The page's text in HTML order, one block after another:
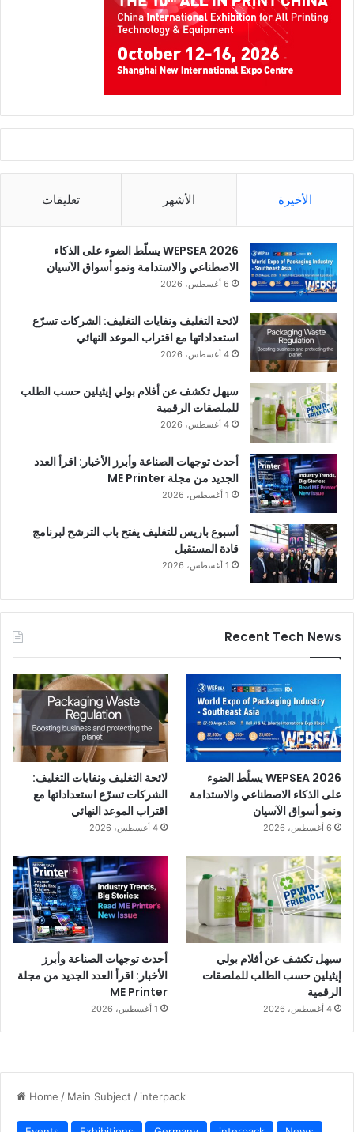
الأخيرة الأشهر تعليقات
WEPSEA 2026 يسلّط الضوء على الذكاء
الاصطناعي والاستدامة ونمو أسواق الآسيان
6 أغسطس، 2026
لائحة التغليف ونفايات التغليف: الشركات تسرّع
استعداداتها مع اقتراب الموعد النهائي
4 أغسطس، 2026
سيهل تكشف عن أفلام بولي إيثيلين حسب الطلب
للملصقات الرقمية
4 أغسطس، 2026
أحدث توجهات الصناعة وأبرز الأخبار: اقرأ العدد
الجديد من مجلة ME Printer
1 أغسطس، 2026
أسبوع باريس للتغليف يفتح باب الترشح لبرنامج
قادة المستقبل
1 أغسطس، 2026
Recent Tech News
WEPSEA 2026 يسلّط الضوء
على الذكاء الاصطناعي والاستدامة
ونمو أسواق الآسيان
6 أغسطس، 2026
لائحة التغليف ونفايات التغليف:
الشركات تسرّع استعداداتها مع
اقتراب الموعد النهائي
4 أغسطس، 2026
سيهل تكشف عن أفلام بولي
إيثيلين حسب الطلب للملصقات
الرقمية
4 أغسطس، 2026
أحدث توجهات الصناعة وأبرز
الأخبار: اقرأ العدد الجديد من مجلة
ME Printer
1 أغسطس، 2026